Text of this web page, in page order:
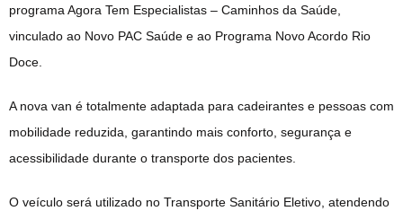
programa Agora Tem Especialistas – Caminhos da Saúde,
vinculado ao Novo PAC Saúde e ao Programa Novo Acordo Rio
Doce.
A nova van é totalmente adaptada para cadeirantes e pessoas com
mobilidade reduzida, garantindo mais conforto, segurança e
acessibilidade durante o transporte dos pacientes.
O veículo será utilizado no Transporte Sanitário Eletivo, atendendo